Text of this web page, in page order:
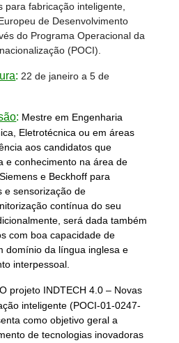
para fabricação inteligente,
de Desenvolvimento
do Programa Operacional da
(POCI).
: 22 de janeiro a 5 de
: Mestre em Engenharia
Eletrotécnica ou em áreas
aos candidatos que
e conhecimento na área de
e Beckhoff para
e sensorização de
contínua do seu
será dada também
com boa capacidade de
domínio da língua inglesa e
interpessoal.
O projeto INDTECH 4.0 – Novas
inteligente (POCI-01-0247-
como objetivo geral a
de tecnologias inovadoras